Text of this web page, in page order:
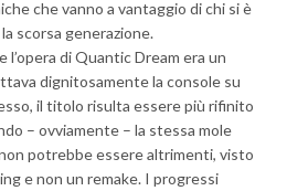
che vanno a vantaggio di chi si è
scorsa generazione.
l’opera di Quantic Dream era un
dignitosamente la console su
il titolo risulta essere più rifinito
– ovviamente – la stessa mole
potrebbe essere altrimenti, visto
e non un remake. I progressi